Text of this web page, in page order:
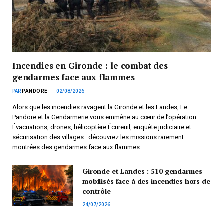
Incendies en Gironde : le combat des
gendarmes face aux flammes
PAR PANDORE 02/08/2026
Alors que les incendies ravagent la Gironde et les Landes, Le
Pandore et la Gendarmerie vous emmène au cœur de l’opération.
Évacuations, drones, hélicoptère Écureuil, enquête judiciaire et
sécurisation des villages : découvrez les missions rarement
montrées des gendarmes face aux flammes.
Gironde et Landes : 510 gendarmes
mobilisés face à des incendies hors de
contrôle
24/07/2026